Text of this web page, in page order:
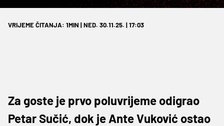
VRIJEME ČITANJA: 1MIN | NED. 30.11.25. | 17:03
Za goste je prvo poluvrijeme odigrao
Petar Sučić, dok je Ante Vuković ostao